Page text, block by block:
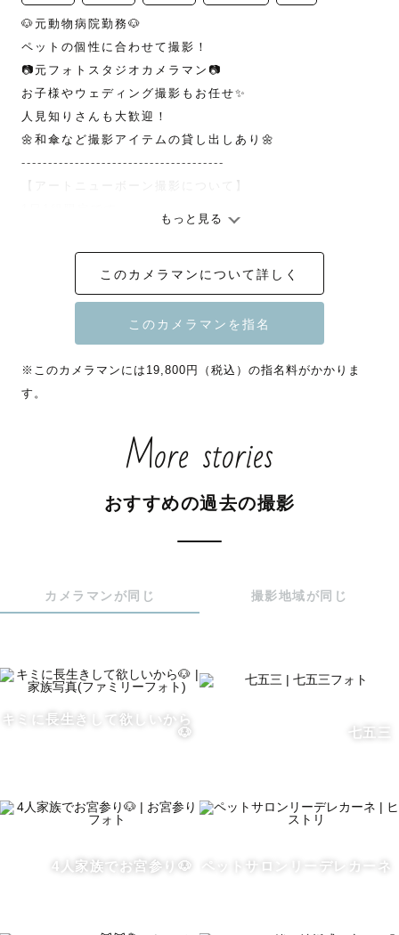
🐶元動物病院勤務🐶
ペットの個性に合わせて撮影！
📷元フォトスタジオカメラマン📷
お子様やウェディング撮影もお任せ✨
人見知りさんも大歓迎！
🌼和傘など撮影アイテムの貸し出しあり🌼
--------------------------------------
でお受けが難しい場合があります。
はじめまして！
関東で活動している「ちかめら」と申します！
気軽に「ちかめらさん」「ちかさん」
と呼んでください🌷
1️⃣撮影データ100枚以上納品
「愛おしい瞬間を逃したくない！」と
※天気等の状況により
2️⃣オールドレンズで撮影したフィルム風写真をプレゼント
🎁
⚠️ゲスト様から”事前に”伝えて下さった方のみ
_______写真への想い_______
もっと見る
このカメラマンについて詳しく
※このカメラマンには19,800円（税込）の指名料がかかりま
す。
More stories
おすすめの過去の撮影
カメラマンが同じ 撮影地域が同じ
キミに長生きして欲しいから
🐶
七五三
4人家族でお宮参り🐶 ペットサロンリーデレカーネ